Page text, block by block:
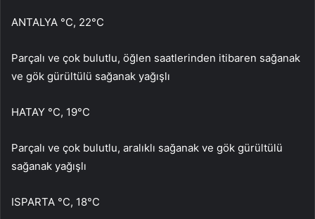
ANTALYA °C, 22°C
Parçalı ve çok bulutlu, öğlen saatlerinden itibaren sağanak
ve gök gürültülü sağanak yağışlı
HATAY °C, 19°C
Parçalı ve çok bulutlu, aralıklı sağanak ve gök gürültülü
sağanak yağışlı
ISPARTA °C, 18°C